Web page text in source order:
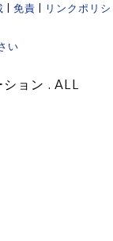
免責
リンクポリシ
い
ョン . ALL